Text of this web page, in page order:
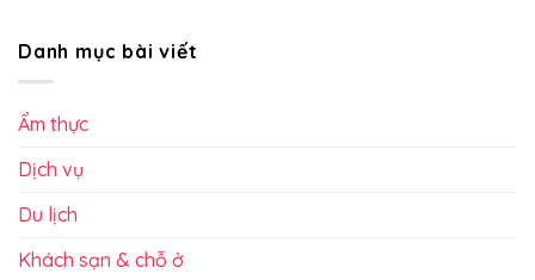
Danh mục bài viết
Ẩm thực
Dịch vụ
Du lịch
Khách sạn & chỗ ở